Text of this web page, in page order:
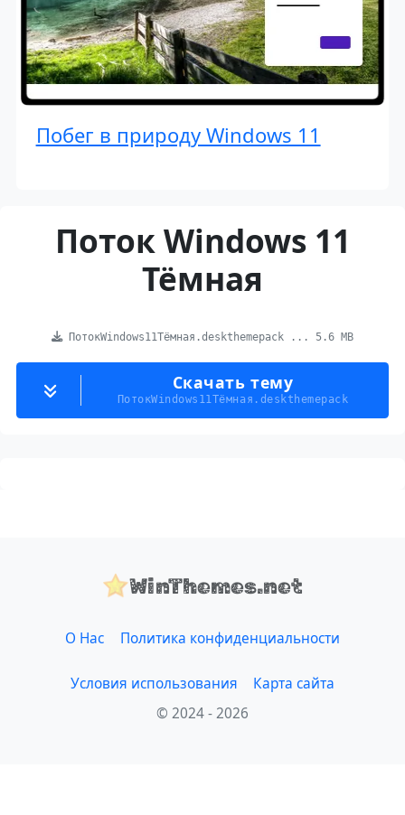
Побег в природу Windows 11
Поток Windows 11
Тёмная
ПотокWindows11Тёмная.deskthemepack ... 5.6 MB
Скачать тему
ПотокWindows11Тёмная.deskthemepack
WinThemes.net
О Нас Политика конфиденциальности
Условия использования
Карта сайта
© 2024 - 2026